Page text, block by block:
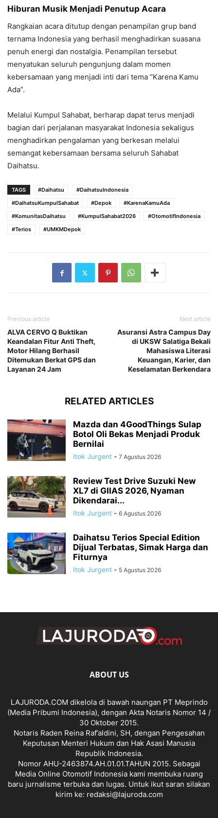
Hiburan Musik Menjadi Penutup Acara
Rangkaian acara ditutup dengan penampilan grup band
ternama Indonesia yang berhasil menghadirkan suasana
penuh energi dan nostalgia. Penampilan tersebut
menyatukan seluruh pengunjung dalam momen
kebersamaan yang menjadi inti dari tema “Karena Kamu
Ada”.
Melalui Kumpul Sahabat, berharap dapat terus menjadi
bagian dari perjalanan masyarakat Indonesia sekaligus
menghadirkan pengalaman yang berkesan melalui
semangat kebersamaan bersama seluruh Sahabat
Daihatsu.
TAGS #Daihatsu
#DaihatsuIndonesia
#DaihatsuKumpulSahabat
#Depok
#KarenaKamuAda
#KomunitasDaihatsu
#KumpulSahabat2026
#OtomotifIndonesia
#Terios
#UMKMDepok
Previous article
ALVA CERVO Q Buktikan
Keandalan Fitur Anti Theft,
Motor Hilang Berhasil
Ditemukan Berkat GPS dan
Layanan 24 Jam
Next article
Asuransi Astra Campus Day
di UKSW Salatiga Bekali
Mahasiswa Literasi
Keuangan, Karier, dan
Keselamatan Berkendara
RELATED ARTICLES
Mazda dan 4GoodThings Sulap
Botol Oli Bekas Menjadi Produk
Bernilai
Itok Jurgent - 7 Agustus 2026
Review Test Drive Suzuki New
XL7 di GIIAS 2026, Nyaman
Dikendarai...
Itok Jurgent - 6 Agustus 2026
Daihatsu Terios Special Edition
Dijual Terbatas, Simak Harga dan
Fiturnya
Itok Jurgent - 5 Agustus 2026
ABOUT US
LAJURODA.COM dikelola di bawah naungan PT Meprindo
(Media Pribumi Indonesia), dengan Akta Notaris Nomor 14 /
30 Oktober 2015.
Notaris Raden Reina Raf’aldini, SH, dengan Pengesahan
Keputusan Menteri Hukum dan Hak Asasi Manusia
Republik Indonesia.
Nomor AHU-2463874.AH.01.01.TAHUN 2015. Sebagai
Media Online Otomotif Indonesia kami membuka ruang
baru jurnalisme terbuka dan lugas. Untuk ikut saran silakan
kirim ke: redaksi@lajuroda.com